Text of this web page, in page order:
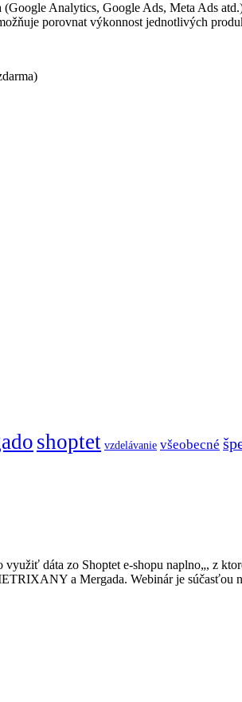
Analytics, Google Ads, Meta Ads
porovnat výkonnost jednotlivých
shoptet vzdelávanie všeobecné
dáta zo Shoptet e-shopu naplno„, z
a Mergada. Webinár je